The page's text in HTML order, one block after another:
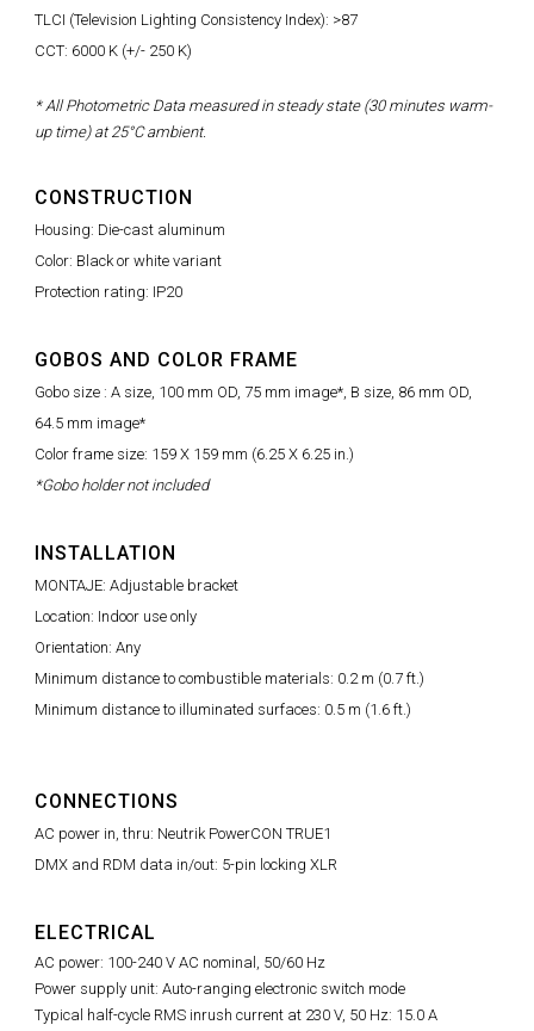
TLCI (Television Lighting Consistency Index): >87
CCT: 6000 K (+/- 250 K)
* All Photometric Data measured in steady state (30 minutes warm-
up time) at 25°C ambient.
CONSTRUCTION
Housing: Die-cast aluminum
Color: Black or white variant
Protection rating: IP20
GOBOS AND COLOR FRAME
Gobo size : A size, 100 mm OD, 75 mm image*, B size, 86 mm OD,
64.5 mm image*
Color frame size: 159 X 159 mm (6.25 X 6.25 in.)
*Gobo holder not included
INSTALLATION
MONTAJE: Adjustable bracket
Location: Indoor use only
Orientation: Any
Minimum distance to combustible materials: 0.2 m (0.7 ft.)
Minimum distance to illuminated surfaces: 0.5 m (1.6 ft.)
CONNECTIONS
AC power in, thru: Neutrik PowerCON TRUE1
DMX and RDM data in/out: 5-pin locking XLR
ELECTRICAL
AC power: 100-240 V AC nominal, 50/60 Hz
Power supply unit: Auto-ranging electronic switch mode
Typical half-cycle RMS inrush current at 230 V, 50 Hz: 15.0 A